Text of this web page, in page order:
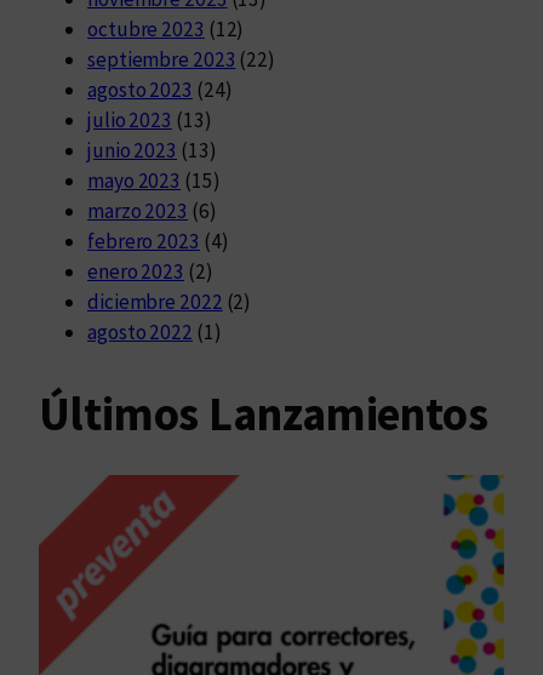
octubre 2023 (12)
septiembre 2023 (22)
agosto 2023 (24)
julio 2023 (13)
junio 2023 (13)
mayo 2023 (15)
marzo 2023 (6)
febrero 2023 (4)
enero 2023 (2)
diciembre 2022 (2)
agosto 2022 (1)
Últimos Lanzamientos